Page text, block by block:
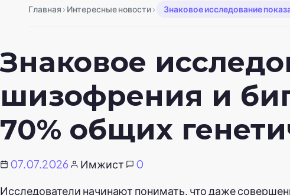
Главная › Интересные новости› Знаковое исследование
Знаковое
шизофрения и
70% общих
07.07.2026 Имжист
0
Исследователи начинают понимать, что даже